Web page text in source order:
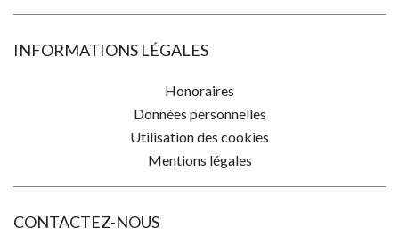
INFORMATIONS LÉGALES
Honoraires
Données personnelles
Utilisation des cookies
Mentions légales
CONTACTEZ-NOUS